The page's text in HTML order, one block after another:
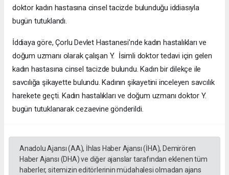
doktor kadın hastasına cinsel tacizde bulunduğu iddiasıyla
bugün tutuklandı.
İddiaya göre, Çorlu Devlet Hastanesi’nde kadın hastalıkları ve
doğum uzmanı olarak çalışan Y. İsimli doktor tedavi için gelen
kadın hastasına cinsel tacizde bulundu. Kadın bir dilekçe ile
savcılığa şikayette bulundu. Kadının şikayetini inceleyen savcılık
harekete geçti. Kadın hastalıkları ve doğum uzmanı doktor Y.
bugün tutuklanarak cezaevine gönderildi.
Anadolu Ajansı (AA), İhlas Haber Ajansı (İHA), Demirören
Haber Ajansı (DHA) ve diğer ajanslar tarafından eklenen tüm
haberler, sitemizin editörlerinin müdahalesi olmadan ajans